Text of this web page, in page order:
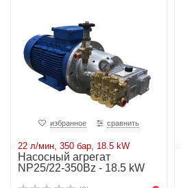
избранное сравнить
22 л/мин, 350 бар, 18.5 kW
Насосный агрегат
NP25/22-350Bz - 18.5 kW